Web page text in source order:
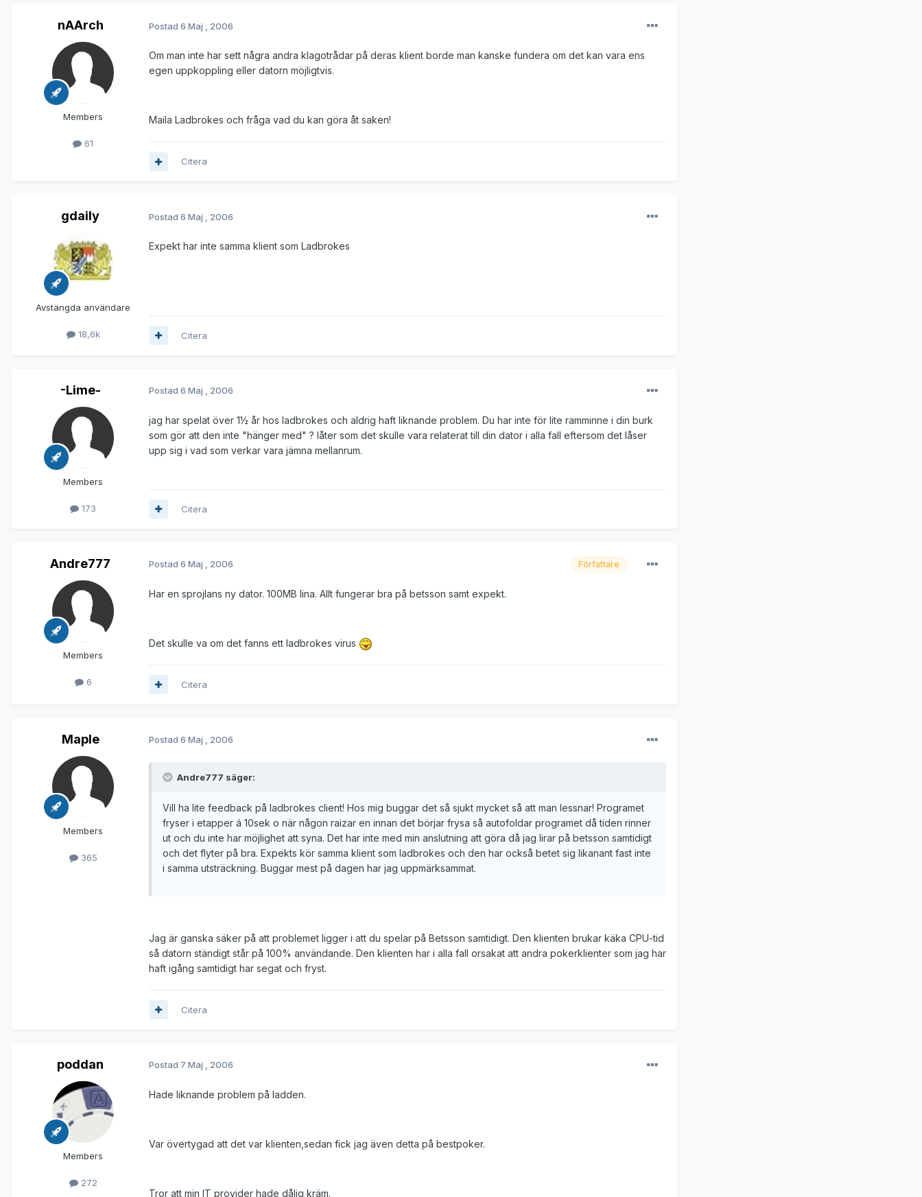
nAArch
Members
61
Postad 6 Maj , 2006
Om man inte har sett några andra klagotrådar på deras klient borde man kanske fundera om det kan vara ens
egen uppkoppling eller datorn möjligtvis.
Maila Ladbrokes och fråga vad du kan göra åt saken!
Citera
gdaily
Avstängda användare
18,6k
Postad 6 Maj , 2006
Expekt har inte samma klient som Ladbrokes
Citera
-Lime-
Members
173
Postad 6 Maj , 2006
jag har spelat över 1½ år hos ladbrokes och aldrig haft liknande problem. Du har inte för lite ramminne i din burk
som gör att den inte "hänger med" ? låter som det skulle vara relaterat till din dator i alla fall eftersom det låser
upp sig i vad som verkar vara jämna mellanrum.
Citera
Andre777
Members
6
Författare
Postad 6 Maj , 2006
Har en sprojlans ny dator. 100MB lina. Allt fungerar bra på betsson samt expekt.
Det skulle va om det fanns ett ladbrokes virus
Citera
Maple
Members
365
Postad 6 Maj , 2006
Andre777 säger:
Vill ha lite feedback på ladbrokes client! Hos mig buggar det så sjukt mycket så att man lessnar! Programet
fryser i etapper á 10sek o när någon raizar en innan det börjar frysa så autofoldar programet då tiden rinner
ut och du inte har möjlighet att syna. Det har inte med min anslutning att göra då jag lirar på betsson samtidigt
och det flyter på bra. Expekts kör samma klient som ladbrokes och den har också betet sig likanant fast inte
i samma utsträckning. Buggar mest på dagen har jag uppmärksammat.
Jag är ganska säker på att problemet ligger i att du spelar på Betsson samtidigt. Den klienten brukar käka CPU-tid
så datorn ständigt står på 100% användande. Den klienten har i alla fall orsakat att andra pokerklienter som jag har
haft igång samtidigt har segat och fryst.
Citera
poddan
Members
272
Postad 7 Maj , 2006
Hade liknande problem på ladden.
Var övertygad att det var klienten,sedan fick jag även detta på bestpoker.
Tror att min IT provider hade dålig kräm.